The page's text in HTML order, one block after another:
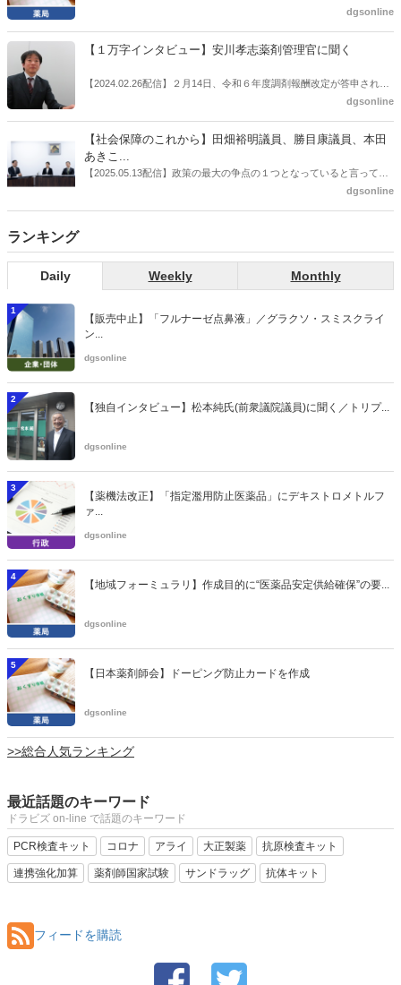
の、薬剤師業界の強い危機感の裏返しといってもいいだろう。本稿で
推進」などが目的とされることが多かった地域フォーミュラリの作
た。医薬品の安定供給確保だ。10月22日に開かれた「日本フォーミュ
飯田市）は、会員薬局から安定供給確保への強い要望があったことを
受け、安定供給確保が見込めるPPI３成分について銘柄を含めて選定
dgsonline
【１万字インタビュー】安川孝志薬剤管理官に聞く
【2024.02.26配信】２月14日、令和６年度調剤報酬改定が答申され
た。本紙では、厚生労働省保険局医療課・薬剤管理官の安川孝志氏
dgsonline
【社会保障のこれから】田畑裕明議員、勝目康議員、本田
あきこ...
【2025.05.13配信】政策の最大の争点の１つとなっていると言っても
よいのが社会保障のこれからのあり方だ。特に与党では、政府関係者
dgsonline
ランキング
Daily Weekly Monthly
1
【販売中止】「フルナーゼ点鼻液」／グラクソ・スミスクライ
ン...
dgsonline
2
【独自インタビュー】松本純氏(前衆議院議員)に聞く／トリプ...
dgsonline
3
【薬機法改正】「指定濫用防止医薬品」にデキストロメトルフ
ァ...
dgsonline
4
【地域フォーミュラリ】作成目的に“医薬品安定供給確保”の要...
dgsonline
5
【日本薬剤師会】ドーピング防止カードを作成
dgsonline
>>総合人気ランキング
最近話題のキーワード
ドラビズ on-line で話題のキーワード
PCR検査キット コロナ アライ 大正製薬 抗原検査キット
連携強化加算 薬剤師国家試験 サンドラッグ 抗体キット
フィードを購読